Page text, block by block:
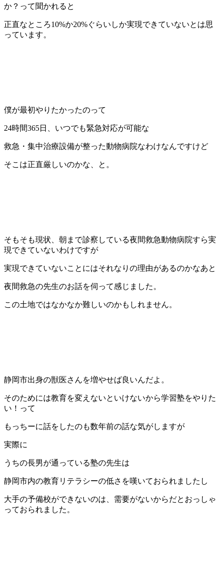
か？って聞かれると
正直なところ10%か20%ぐらいしか実現できていないとは思
っています。
僕が最初やりたかったのって
24時間365日、いつでも緊急対応が可能な
救急・集中治療設備が整った動物病院なわけなんですけど
そこは正直厳しいのかな、と。
そもそも現状、朝まで診察している夜間救急動物病院すら実
現できていないわけですが
実現できていないことにはそれなりの理由があるのかなあと
夜間救急の先生のお話を伺って感じました。
この土地ではなかなか難しいのかもしれません。
静岡市出身の獣医さんを増やせば良いんだよ。
そのためには教育を変えないといけないから学習塾をやりた
い！って
もっちーに話をしたのも数年前の話な気がしますが
実際に
うちの長男が通っている塾の先生は
静岡市内の教育リテラシーの低さを嘆いておられましたし
大手の予備校ができないのは、需要がないからだとおっしゃ
っておられました。